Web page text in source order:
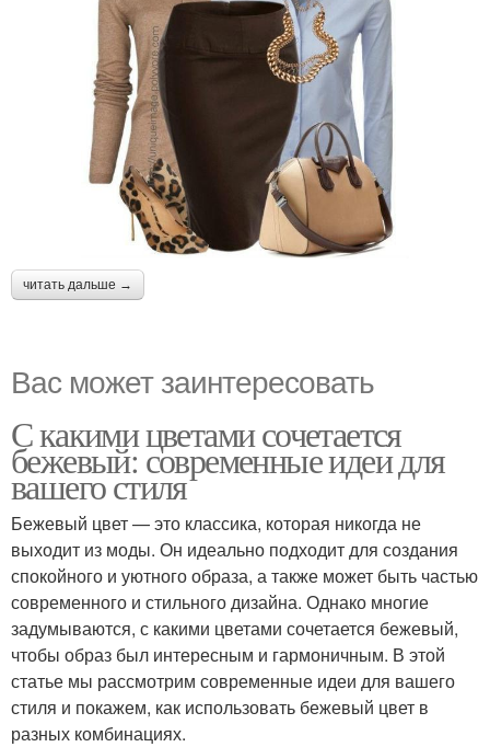
читать дальше →
Вас может заинтересовать
С какими цветами сочетается
бежевый: современные идеи для
вашего стиля
Бежевый цвет — это классика, которая никогда не
выходит из моды. Он идеально подходит для создания
спокойного и уютного образа, а также может быть частью
современного и стильного дизайна. Однако многие
задумываются, с какими цветами сочетается бежевый,
чтобы образ был интересным и гармоничным. В этой
статье мы рассмотрим современные идеи для вашего
стиля и покажем, как использовать бежевый цвет в
разных комбинациях.